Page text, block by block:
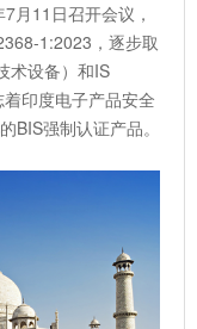
月11日召开会议，
1:2023，逐步取
术设备）和IS
印度电子产品安全
BIS强制认证产品。